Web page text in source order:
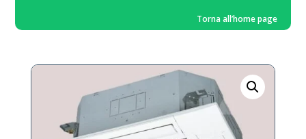
Torna all’home page